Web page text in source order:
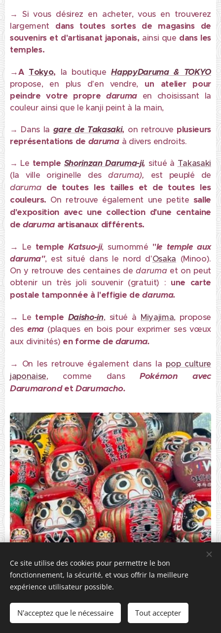
→ Si vous désirez en acheter, vous en trouverez
largement dans toutes sortes de magasins de
souvenirs et d'artisanat japonais, ainsi que dans les
temples.
→A Tokyo, la boutique HappyDaruma & TOKYO
propose, en plus d'en vendre, un atelier pour
peindre votre propre daruma en choisissant la
couleur ainsi que le kanji peint à la main,
→ Dans la gare de Takasaki, on retrouve plusieurs
représentations de daruma à divers endroits.
→ Le temple Shorinzan Daruma-ji, situé à Takasaki
(la ville originelle desdaruma), est peuplé de
darumade toutes les tailles et de toutes les
couleurs. On retrouve également une petite salle
d'exposition avec une collection d'une centaine
de darumaartisanaux différents.
→ Le temple Katsuo-ji, surnommé "le temple aux
daruma", est situé dans le nord d'Osaka (Minoo).
On y retrouve des centaines dedaruma et on peut
obtenir un très joli souvenir (gratuit) : une carte
postale tamponnée à l'effigie dedaruma.
→ Le temple Daisho-in, situé à Miyajima, propose
des ema (plaques en bois pour exprimer ses vœux
aux divinités) en forme de daruma.
→ On les retrouve également dans la pop culture
japonaise, comme dansPokémon avec
DarumarondetDarumacho.
Shorinzan Daruma-ji - Takasaki
Ce site utilise des cookies pour permettre le bon
fonctionnement, la sécurité, et vous offrir la meilleure
expérience utilisateur possible.
N'acceptez que le nécessaire Tout accepter